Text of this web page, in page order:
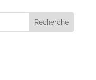
Recherche